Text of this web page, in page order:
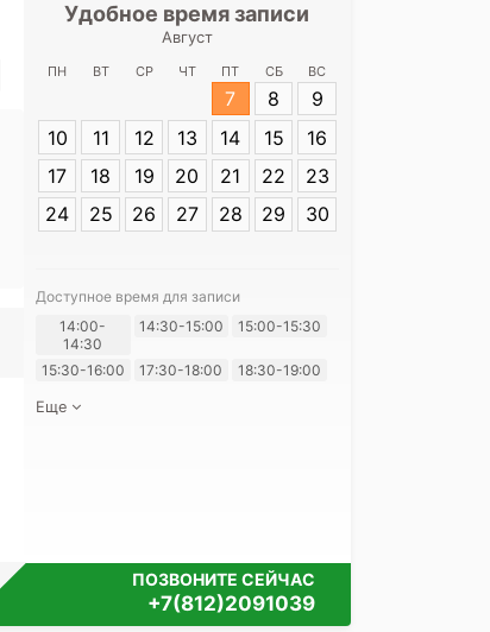
Удобное время записи
Август
ПН ВТ СР ЧТ ПТ СБ ВС
7 8
9
10
11 12 13 14 15
16
17
18 19 20 21 22
23
24
25 26 27 28 29 30
Доступное время для записи
14:00-
14:30
14:30-15:00 15:00-15:30
15:30-16:00 17:30-18:00 18:30-19:00
Еще
ПОЗВОНИТЕ СЕЙЧАС
+7(812)2091039